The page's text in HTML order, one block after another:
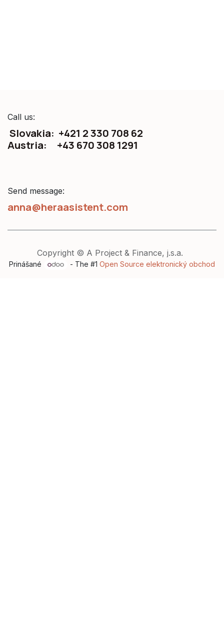
Call us:
Slovakia: +421 2 330 708 62
Austria: +43 670 308 1291
Send message:
anna@heraasistent.com
Copyright © A Project & Finance, j.s.a.
Prinášané - The #1 Open Source elektronický obchod